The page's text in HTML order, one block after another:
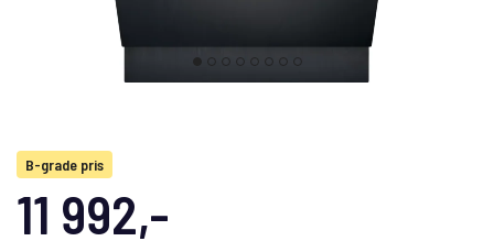
B-grade pris
11 992,-